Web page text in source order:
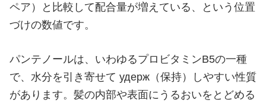
ペア）と比較して配合量が増えている、という位置
づけの数値です。
パンテノールは、いわゆるプロビタミンB5の一種
で、水分を引き寄せて удерж（保持）しやすい性質
があります。髪の内部や表面にうるおいをとどめる